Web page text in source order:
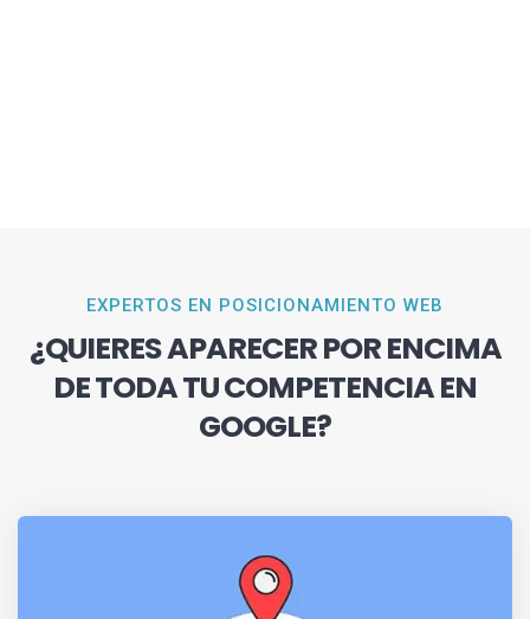
EXPERTOS EN POSICIONAMIENTO WEB
¿QUIERES APARECER POR ENCIMA
DE TODA TU COMPETENCIA EN
GOOGLE?